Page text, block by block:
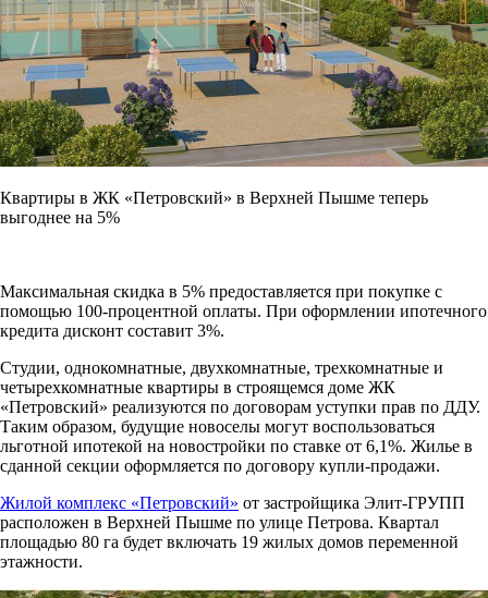
Квартиры в ЖК «Петровский» в Верхней Пышме теперь
выгоднее на 5%
Максимальная скидка в 5% предоставляется при покупке с
помощью 100-процентной оплаты. При оформлении ипотечного
кредита дисконт составит 3%.
Студии, однокомнатные, двухкомнатные, трехкомнатные и
четырехкомнатные квартиры в строящемся доме ЖК
«Петровский» реализуются по договорам уступки прав по ДДУ.
Таким образом, будущие новоселы могут воспользоваться
льготной ипотекой на новостройки по ставке от 6,1%. Жилье в
сданной секции оформляется по договору купли-продажи.
Жилой комплекс «Петровский» от застройщика Элит-ГРУПП
расположен в Верхней Пышме по улице Петрова. Квартал
площадью 80 га будет включать 19 жилых домов переменной
этажности.